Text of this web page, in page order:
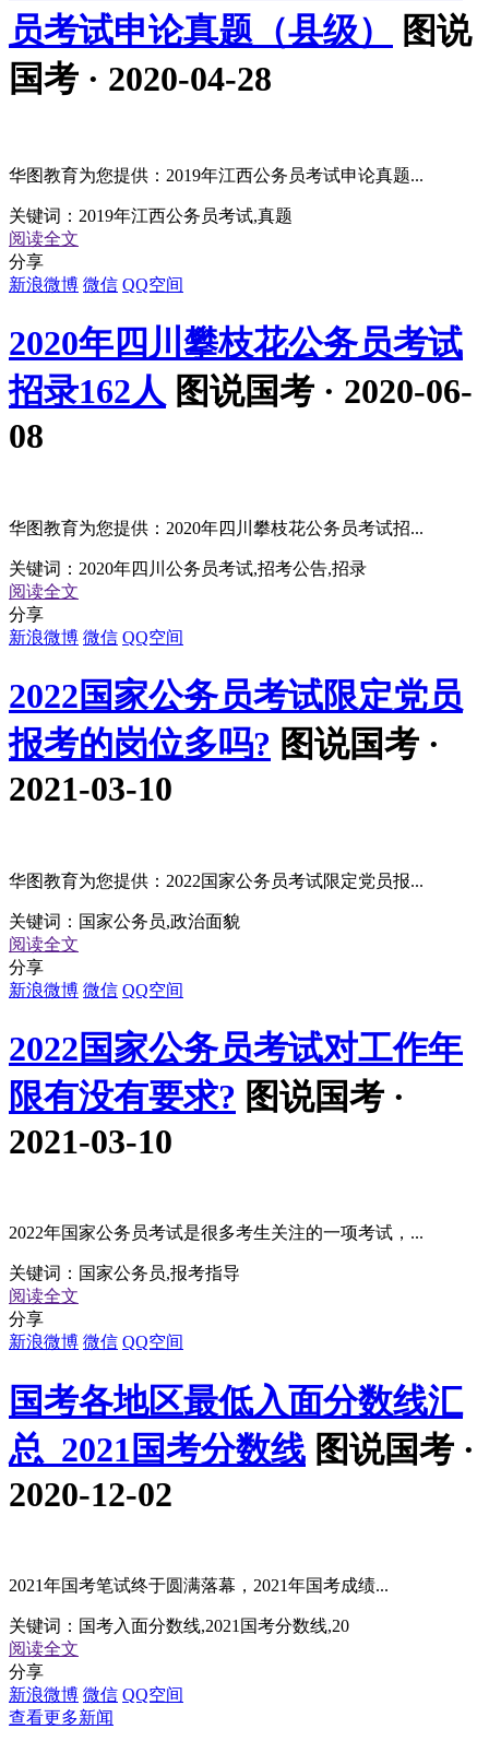
员考试申论真题（县级）
图说
国考 · 2020-04-28
华图教育为您提供：2019年江西公务员考试申论真题...
关键词： 2019年江西公务员考试,真题
阅读全文
分享
新浪微博 微信 QQ空间
2020年四川攀枝花公务员考试
招录162人 图说国考 · 2020-06-
08
华图教育为您提供：2020年四川攀枝花公务员考试招...
关键词： 2020年四川公务员考试,招考公告,招录
阅读全文
分享
新浪微博 微信 QQ空间
2022国家公务员考试限定党员
报考的岗位多吗? 图说国考 ·
2021-03-10
华图教育为您提供：2022国家公务员考试限定党员报...
关键词： 国家公务员,政治面貌
阅读全文
分享
新浪微博 微信 QQ空间
2022国家公务员考试对工作年
限有没有要求? 图说国考 ·
2021-03-10
2022年国家公务员考试是很多考生关注的一项考试，...
关键词： 国家公务员,报考指导
阅读全文
分享
新浪微博 微信 QQ空间
国考各地区最低入面分数线汇
总_2021国考分数线 图说国考 ·
2020-12-02
2021年国考笔试终于圆满落幕，2021年国考成绩...
关键词： 国考入面分数线,2021国考分数线,20
阅读全文
分享
新浪微博 微信 QQ空间
查看更多新闻